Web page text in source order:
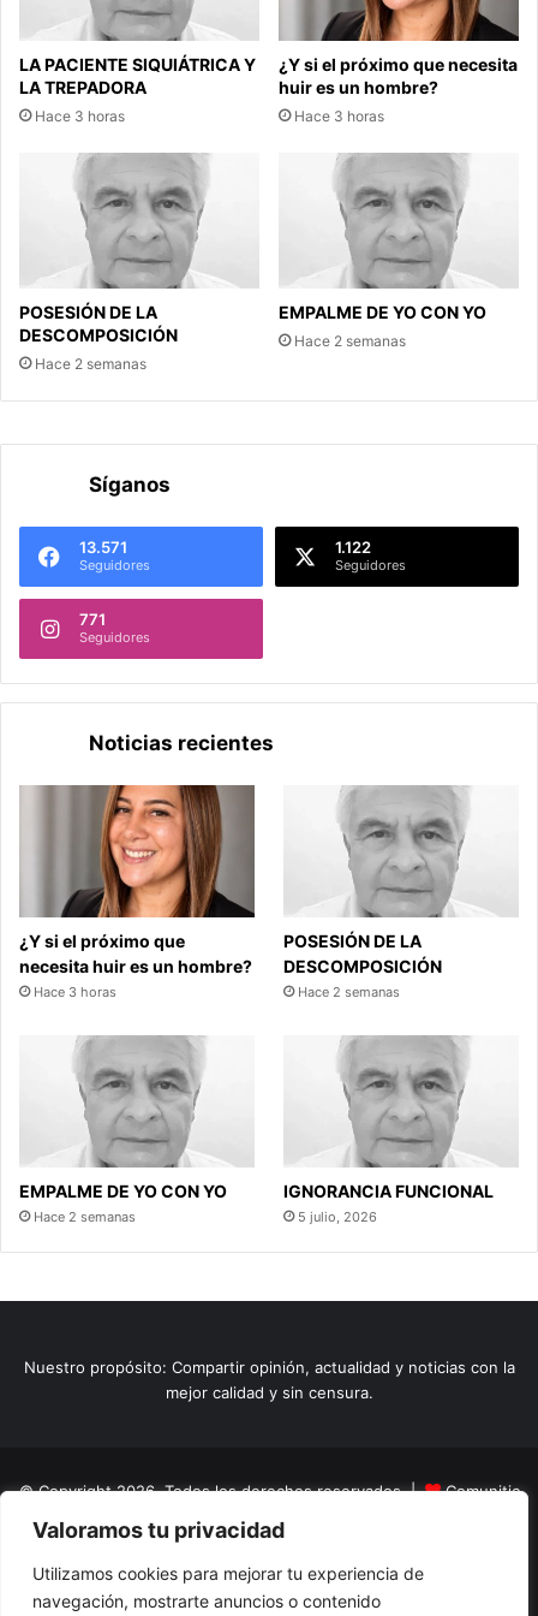
Valoramos tu privacidad
Utilizamos cookies para mejorar tu experiencia de
navegación, mostrarte anuncios o contenido
LA PACIENTE SIQUIÁTRICA Y
LA TREPADORA
Hace 3 horas
¿Y si el próximo que necesita
huir es un hombre?
Hace 3 horas
POSESIÓN DE LA
DESCOMPOSICIÓN
Hace 2 semanas
EMPALME DE YO CON YO
Hace 2 semanas
Síganos
13.571
Seguidores
1.122
Seguidores
771
Seguidores
Noticias recientes
¿Y si el próximo que
necesita huir es un hombre?
Hace 3 horas
POSESIÓN DE LA
DESCOMPOSICIÓN
Hace 2 semanas
EMPALME DE YO CON YO
Hace 2 semanas
IGNORANCIA FUNCIONAL
5 julio, 2026
Nuestro propósito: Compartir opinión, actualidad y noticias con la
mejor calidad y sin censura.
© Copyright 2026, Todos los derechos reservados |
Comunitic
SAS BICNit 901228106
Home
Actualidad Variedades Opinion Turismo
El Tinteadero
Caricaturas Reportajes